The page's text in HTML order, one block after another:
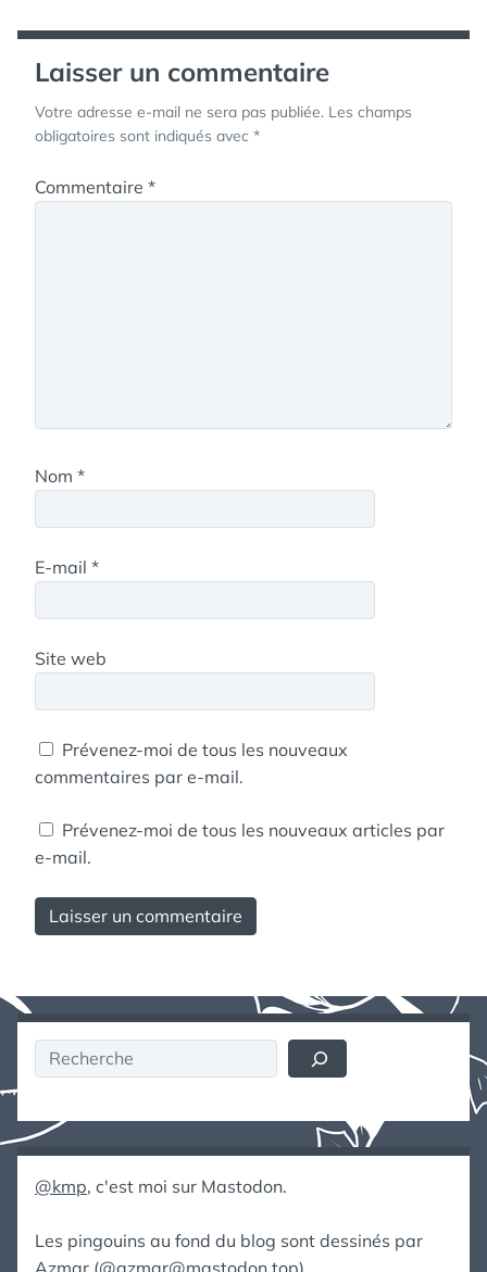
Laisser un commentaire
Votre adresse e-mail ne sera pas publiée. Les champs
obligatoires sont indiqués avec *
Commentaire *
Nom *
E-mail *
Site web
Prévenez-moi de tous les nouveaux
commentaires par e-mail.
Prévenez-moi de tous les nouveaux articles par
e-mail.
Rechercher
@kmp, c'est moi sur Mastodon.
Les pingouins au fond du blog sont dessinés par
Azmar (@azmar@mastodon.top).